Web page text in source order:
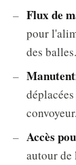
Flux de
pour
des balles.
convoyeur.
Accès
autour de